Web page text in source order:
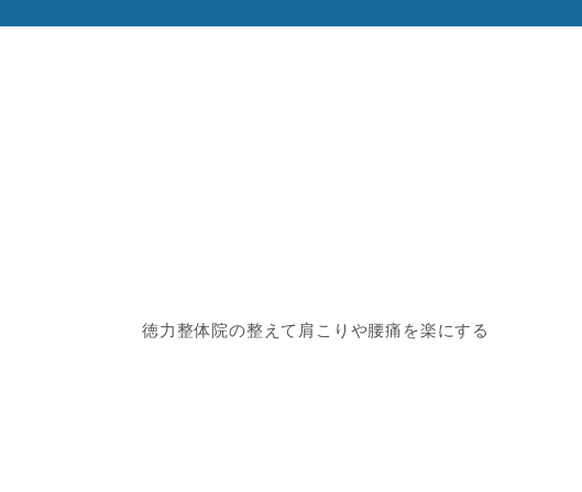
徳力整体院の整えて肩こりや腰痛を楽にする